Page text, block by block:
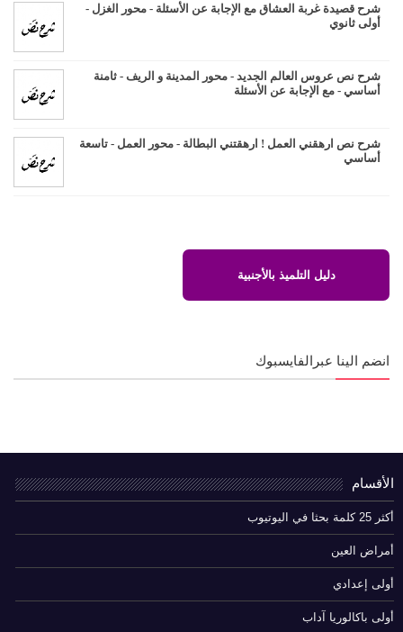
شرح قصيدة غربة العشاق مع الإجابة عن الأسئلة - محور الغزل -
أولى ثانوي
شرح نص عروس العالم الجديد - محور المدينة و الريف - ثامنة
أساسي - مع الإجابة عن الأسئلة
شرح نص ارهقني العمل ! ارهقتني البطالة - محور العمل - تاسعة
أساسي
دليل التلميذ بالأجنبية
انضم الينا عبرالفايسبوك
الأقسام
أكثر 25 كلمة بحثا في اليوتيوب
أمراض العين
أولى إعدادي
أولى باكالوريا آداب